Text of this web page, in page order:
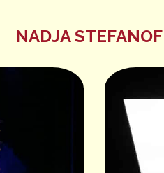
NADJA